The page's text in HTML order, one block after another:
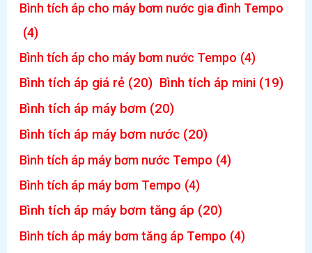
Bình tích áp cho máy bơm nước gia đình Tempo
(4)
Bình tích áp cho máy bơm nước Tempo (4)
Bình tích áp giá rẻ (20) Bình tích áp mini (19)
Bình tích áp máy bơm (20)
Bình tích áp máy bơm nước (20)
Bình tích áp máy bơm nước Tempo (4)
Bình tích áp máy bơm Tempo (4)
Bình tích áp máy bơm tăng áp (20)
Bình tích áp máy bơm tăng áp Tempo (4)